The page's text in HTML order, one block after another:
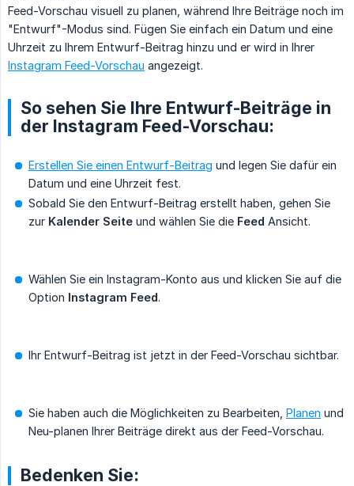
Feed-Vorschau visuell zu planen, während Ihre Beiträge noch im
"Entwurf"-Modus sind. Fügen Sie einfach ein Datum und eine
Uhrzeit zu Ihrem Entwurf-Beitrag hinzu und er wird in Ihrer
Instagram Feed-Vorschau angezeigt.
So sehen Sie Ihre Entwurf-Beiträge in
der Instagram Feed-Vorschau:
Erstellen Sie einen Entwurf-Beitrag und legen Sie dafür ein
Datum und eine Uhrzeit fest.
Sobald Sie den Entwurf-Beitrag erstellt haben, gehen Sie
zur Kalender Seite und wählen Sie die Feed Ansicht.
Wählen Sie ein Instagram-Konto aus und klicken Sie auf die
Option Instagram Feed.
Ihr Entwurf-Beitrag ist jetzt in der Feed-Vorschau sichtbar.
Sie haben auch die Möglichkeiten zu Bearbeiten, Planen und
Neu-planen Ihrer Beiträge direkt aus der Feed-Vorschau.
Bedenken Sie: